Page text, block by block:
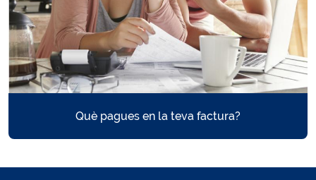
Què pagues en la teva factura?